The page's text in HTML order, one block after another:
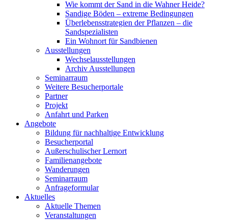
Wie kommt der Sand in die Wahner Heide?
Sandige Böden – extreme Bedingungen
Überlebensstrategien der Pflanzen – die
Sandspezialisten
Ein Wohnort für Sandbienen
Ausstellungen
Wechselausstellungen
Archiv Ausstellungen
Seminarraum
Weitere Besucherportale
Partner
Projekt
Anfahrt und Parken
Angebote
Bildung für nachhaltige Entwicklung
Besucherportal
Außerschulischer Lernort
Familienangebote
Wanderungen
Seminarraum
Anfrageformular
Aktuelles
Aktuelle Themen
Veranstaltungen